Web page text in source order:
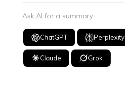
Ask AI for a summary
ChatGPT Perplexity
Claude Grok